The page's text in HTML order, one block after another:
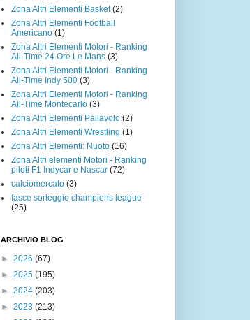
Zona Altri Elementi Basket (2)
Zona Altri Elementi Football
Americano (1)
Zona Altri Elementi Motori - Ranking
All-Time 24 Ore Le Mans (3)
Zona Altri Elementi Motori - Ranking
All-Time Indy 500 (3)
Zona Altri Elementi Motori - Ranking
All-Time Montecarlo (3)
Zona Altri Elementi Pallavolo (2)
Zona Altri Elementi Wrestling (1)
Zona Altri Elementi: Nuoto (16)
Zona Altri elementi Motori - Ranking
piloti F1 Indycar e Nascar (72)
calciomercato (3)
fasce sorteggio champions league
(25)
ARCHIVIO BLOG
► 2026 (67)
► 2025 (195)
► 2024 (203)
► 2023 (213)